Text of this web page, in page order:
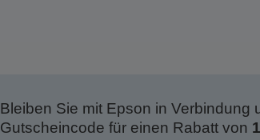
Bleiben Sie mit Epson in Verbindung
Gutscheincode für einen Rabatt von